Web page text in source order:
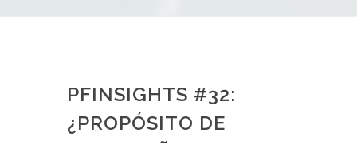
PFINSIGHTS #32:
¿PROPÓSITO DE